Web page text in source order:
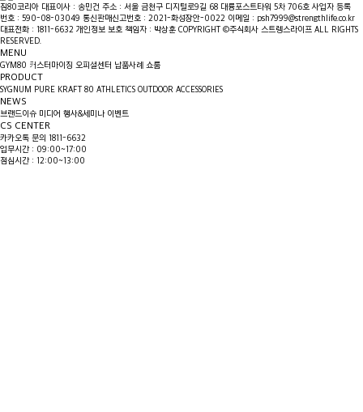
짐80코리아 대표이사 : 송민건 주소 : 서울 금천구 디지털로9길 68 대륭포스트타워 5차 706호 사업자 등록
번호 : 590-08-03049 통신판매신고번호 : 2021-화성장안-0022 이메일 : psh7999@strengthlife.co.kr
대표전화 : 1811-6632 개인정보 보호 책임자 : 박상훈 COPYRIGHT ©주식회사 스트렝스라이프 ALL RIGHTS
RESERVED.
MENU
GYM80 커스터마이징 오피셜센터 납품사례 쇼룸
PRODUCT
SYGNUM PURE KRAFT 80 ATHLETICS OUTDOOR ACCESSORIES
NEWS
브랜드이슈 미디어 행사&세미나 이벤트
CS CENTER
카카오톡 문의 1811-6632
업무시간 : 09:00~17:00
점심시간 : 12:00~13:00